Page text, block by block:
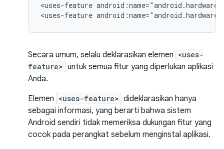
<uses-feature
<uses-feature
Secara umum, selalu deklarasikan elemen <uses-
feature> untuk semua fitur yang diperlukan aplikasi
Anda.
Elemen <uses-feature> dideklarasikan hanya
sebagai informasi, yang berarti bahwa sistem
Android sendiri tidak memeriksa dukungan fitur yang
cocok pada perangkat sebelum menginstal aplikasi.